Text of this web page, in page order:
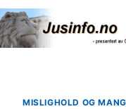
Skip
to
content
MISLIGHOLD OG